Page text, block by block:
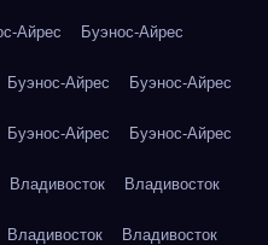
Айрес Буэнос-Айрес
Буэнос-Айрес Буэнос-Айрес
Буэнос-Айрес Буэнос-Айрес
Владивосток Владивосток
Владивосток Владивосток